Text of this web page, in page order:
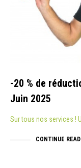
-20 % de
Juin 2025
Sur tous nos services !
CONTINUE